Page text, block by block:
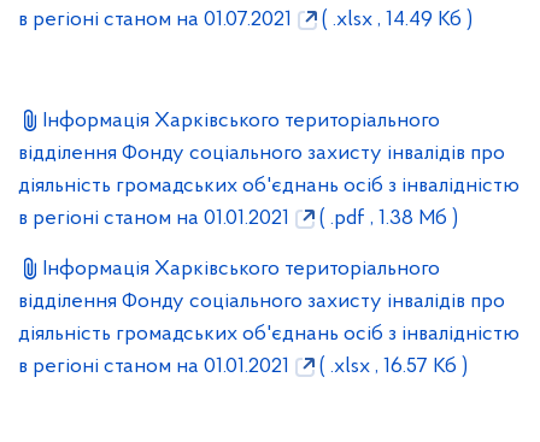
в регіоні станом на 01.07.2021
( .xlsx , 14.49 Кб )
Інформація Харківського територіального
відділення Фонду соціального захисту інвалідів про
діяльність громадських об'єднань осіб з інвалідністю
в регіоні станом на 01.01.2021
( .pdf , 1.38 Мб )
Інформація Харківського територіального
відділення Фонду соціального захисту інвалідів про
діяльність громадських об'єднань осіб з інвалідністю
в регіоні станом на 01.01.2021
( .xlsx , 16.57 Кб )